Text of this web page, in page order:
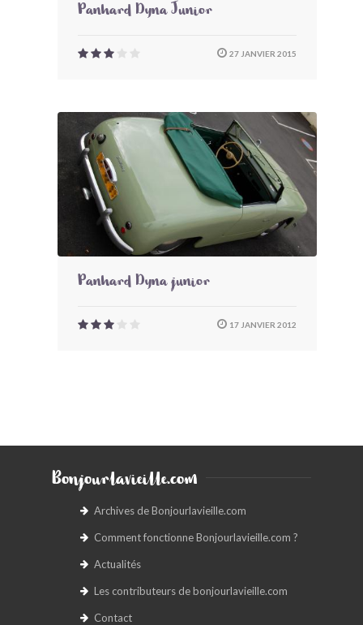
Panhard Dyna Junior
27 JANVIER 2015
Panhard Dyna junior
17 JANVIER 2012
Bonjourlavieille.com
Archives de Bonjourlavieille.com
Comment fonctionne Bonjourlavieille.com ?
Actualités
Les contributeurs de bonjourlavieille.com
Contact